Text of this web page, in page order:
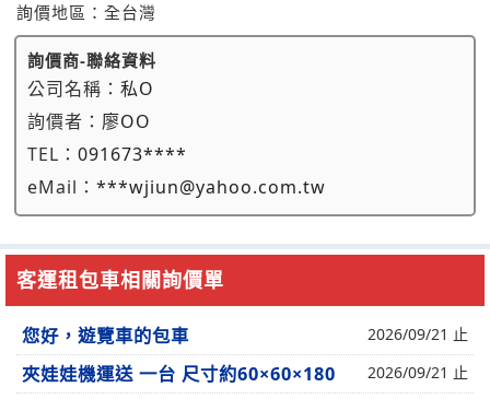
詢價地區： 全台灣
詢價商-聯絡資料
公司名稱： 私O
詢價者： 廖OO
TEL： 091673****
eMail： ***wjiun@yahoo.com.tw
客運租包車相關詢價單
您好，遊覽車的包車 2026/09/21 止
夾娃娃機運送 一台 尺寸約60×60×180 2026/09/21 止